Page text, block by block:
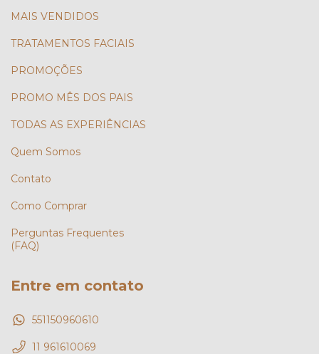
MAIS VENDIDOS
TRATAMENTOS FACIAIS
PROMOÇÕES
PROMO MÊS DOS PAIS
TODAS AS EXPERIÊNCIAS
Quem Somos
Contato
Como Comprar
Perguntas Frequentes
(FAQ)
Entre em contato
551150960610
11 961610069